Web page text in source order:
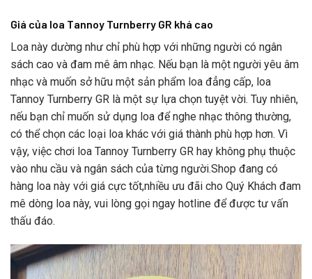
Giá của loa Tannoy Turnberry GR khá cao
Loa này dường như chỉ phù hợp với những người có ngân
sách cao và đam mê âm nhạc. Nếu bạn là một người yêu âm
nhạc và muốn sở hữu một sản phẩm loa đẳng cấp, loa
Tannoy Turnberry GR là một sự lựa chọn tuyệt vời. Tuy nhiên,
nếu bạn chỉ muốn sử dụng loa để nghe nhạc thông thường,
có thể chọn các loại loa khác với giá thành phù hợp hơn. Vì
vậy, việc chơi loa Tannoy Turnberry GR hay không phụ thuộc
vào nhu cầu và ngân sách của từng người.Shop đang có
hàng loa này với giá cực tốt,nhiều ưu đãi cho Quý Khách đam
mê dòng loa này, vui lòng gọi ngay hotline để được tư vấn
thấu đáo.